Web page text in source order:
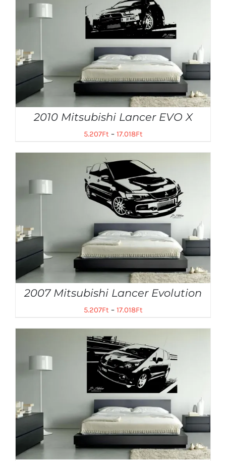
2010 Mitsubishi Lancer EVO X
5.207Ft– 17.018Ft
2007 Mitsubishi Lancer Evolution
5.207Ft– 17.018Ft